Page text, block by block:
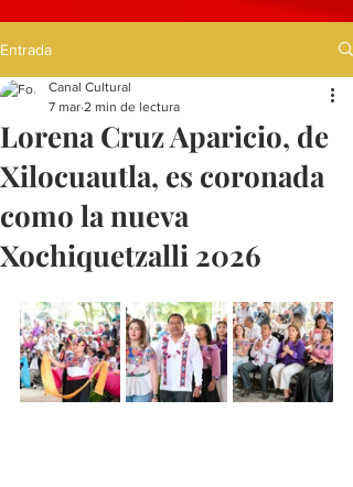
Entrada
Lorena Cruz Aparicio, de
Xilocuautla, es coronada
como la nueva
Xochiquetzalli 2026
Canal Cultural
7 mar 2 min de lectura